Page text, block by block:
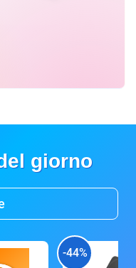
giorno
-44%